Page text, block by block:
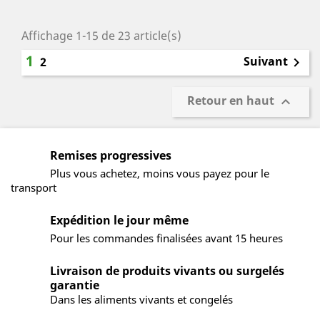
Affichage 1-15 de 23 article(s)
1 2 Suivant 
Retour en haut 
Remises progressives
Plus vous achetez, moins vous payez pour le
transport
Expédition le jour même
Pour les commandes finalisées avant 15 heures
Livraison de produits vivants ou surgelés
garantie
Dans les aliments vivants et congelés